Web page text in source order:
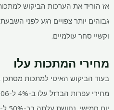
גבוהים יותר צפויים רגע לפני
וקשיי סחר עולמיים.
מחירי המתכות עלו
בעוד הביקוש האיטי למתכות